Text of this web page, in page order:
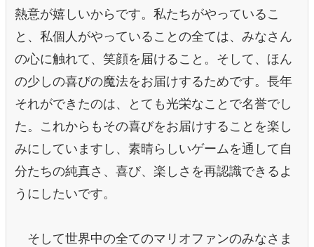
熱意が嬉しいからです。私たちがやっているこ
と、私個人がやっていることの全ては、みなさん
の心に触れて、笑顔を届けること。そして、ほん
の少しの喜びの魔法をお届けするためです。長年
それができたのは、とても光栄なことで名誉でし
た。これからもその喜びをお届けすることを楽し
みにしていますし、素晴らしいゲームを通して自
分たちの純真さ、喜び、楽しさを再認識できるよ
うにしたいです。
そして世界中の全てのマリオファンのみなさま